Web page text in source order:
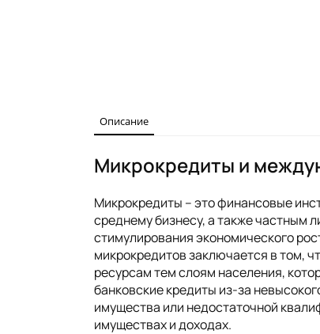
Описание
Микрокредиты и
Микрокредиты – это финансовые
среднему бизнесу, а также частным
стимулирования экономического
микрокредитов заключается в том,
ресурсам тем слоям населения,
банковские кредиты из-за
имущества или недостаточной
имуществах и доходах.